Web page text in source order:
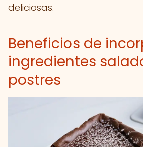
deliciosas.
Beneficios de
ingredientes
postres